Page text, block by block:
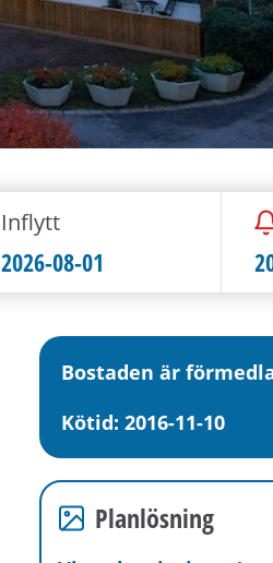
Inflytt
2026-08-01
Bostaden är
Kötid: 2016-11-10
Planlösning